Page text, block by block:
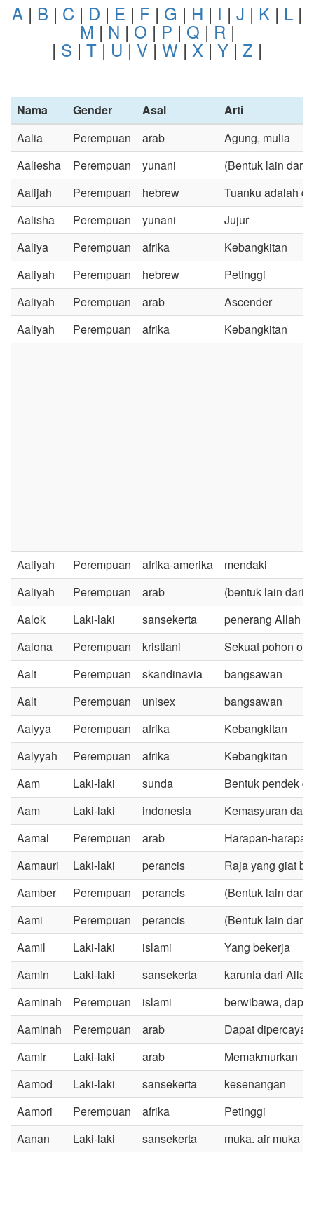
A | B | C | D | E | F | G | H | I | J | K | L |
M |N |O | P |Q |R|
| S | T| U| V | W| X| Y| Z |
Nama Gender Asal
Arti
Aalia
Perempuan arab
Agung, mulia
Aaliesha
Perempuan yunani
(Bentuk lain dari
Aalijah
Perempuan hebrew
Tuanku adalah
Aalisha
Perempuan yunani
Jujur
Aaliya
Perempuan afrika
Kebangkitan
Aaliyah
Perempuan hebrew
Petinggi
Aaliyah
Perempuan arab
Ascender
Aaliyah
Perempuan afrika Kebangkitan
Aaliyah Perempuan afrika-amerika
mendaki
Aaliyah
Perempuan arab
(bentuk lain dari
Aalok
Laki-laki sansekerta
penerang Allah
Aalona
Perempuan kristiani
Sekuat pohon
Aalt
Perempuan skandinavia
bangsawan
Aalt
Perempuan unisex
bangsawan
Aalyya
Perempuan afrika
Kebangkitan
Aalyyah
Perempuan afrika
Kebangkitan
Aam
Laki-laki sunda
Bentuk pendek
Aam
Laki-laki indonesia
Kemasyuran dan
Aamal
Perempuan arab
Harapan-harapan
Aamauri
Laki-laki perancis
Raja yang giat
Aamber
Perempuan perancis
(Bentuk lain dari
Aami
Perempuan perancis
(Bentuk lain dari
Aamil
Laki-laki islami
Yang bekerja
Aamin
Laki-laki sansekerta
karunia dari Allah
Aaminah
Perempuan islami
berwibawa,
Aaminah
Perempuan arab
Dapat dipercaya
Aamir
Laki-laki arab
Memakmurkan
Aamod
Laki-laki sansekerta
kesenangan
Aamori
Perempuan afrika
Petinggi
Aanan
Laki-laki sansekerta muka. air muka